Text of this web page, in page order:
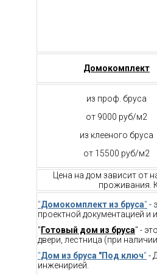
Домокомплект
из проф. бруса
от 9000 руб/м2
из клееного бруса
от 15500 руб/м2
Цена на дом зависит от
проживания.
"Домокомплект из бруса" -
проектной документацией и
" Готовый дом из бруса" -
двери, лестница (при
"Дом из бруса "Под ключ" -
инженирией.